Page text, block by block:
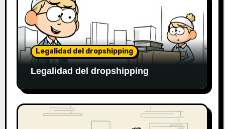
Legalidad del dropshipping
Legalidad del dropshipping